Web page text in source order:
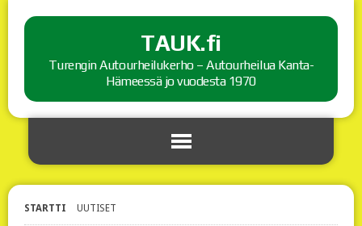
TAUK.fi
Turengin Autourheilukerho – Autourheilua Kanta-
Hämeessä jo vuodesta 1970
STARTTI UUTISET